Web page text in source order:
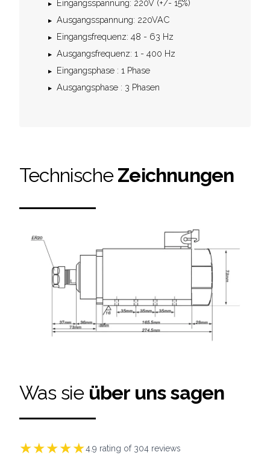
Eingangsspannung: 220V (+/- 15%)
Ausgangsspannung: 220VAC
Eingangsfrequenz: 48 - 63 Hz
Ausgangsfrequenz: 1 - 400 Hz
Eingangsphase : 1 Phase
Ausgangsphase : 3 Phasen
TechnischeZeichnungen
Was sie über uns sagen
★★★★★4.9 rating of 304 reviews